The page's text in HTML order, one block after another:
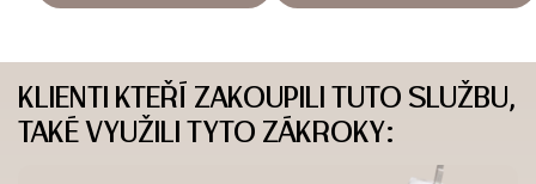
KLIENTI KTEŘÍ ZAKOUPILI TUTO SLUŽBU,
TAKÉ VYUŽILI TYTO ZÁKROKY: